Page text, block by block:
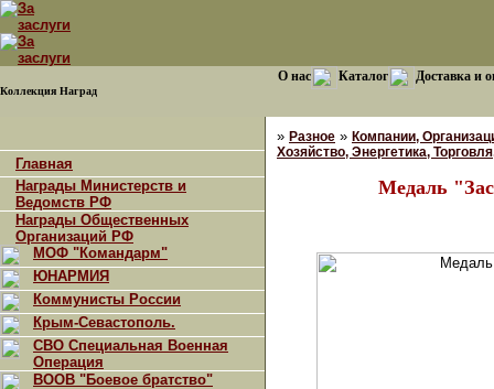
Коллекция Наград
О нас Каталог Доставка и
Главная
Награды Министерств и
Ведомств РФ
Награды Общественных
Организаций РФ
МОФ "Командарм"
ЮНАРМИЯ
Коммунисты России
Крым-Севастополь.
СВО Специальная Военная
Операция
ВООВ "Боевое братство"
» Разное » Компании,
Хозяйство, Энергетика,
Медаль